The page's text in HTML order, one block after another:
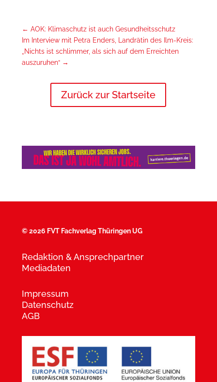
← AOK: Klimaschutz ist auch Gesundheitsschutz
Im Interview mit Petra Enders, Landrätin des Ilm-Kreis:
„Nichts ist schlimmer, als sich auf dem Erreichten
auszuruhen“→
Zurück zur Startseite
©2026 FVT Fachverlag Thüringen UG
Redaktion & Ansprechpartner
Mediadaten
Impressum
Datenschutz
AGB